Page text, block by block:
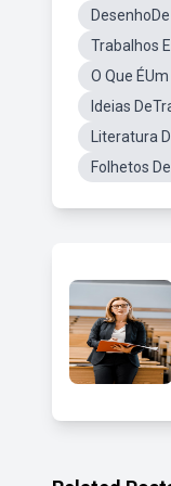
Trabalhos
O Que ÉUm
Ideias
Literatura
Folhetos